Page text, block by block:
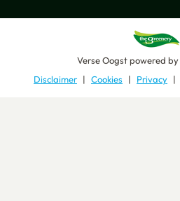
Verse Oogstpowered by
Disclaimer
Cookies Privacy